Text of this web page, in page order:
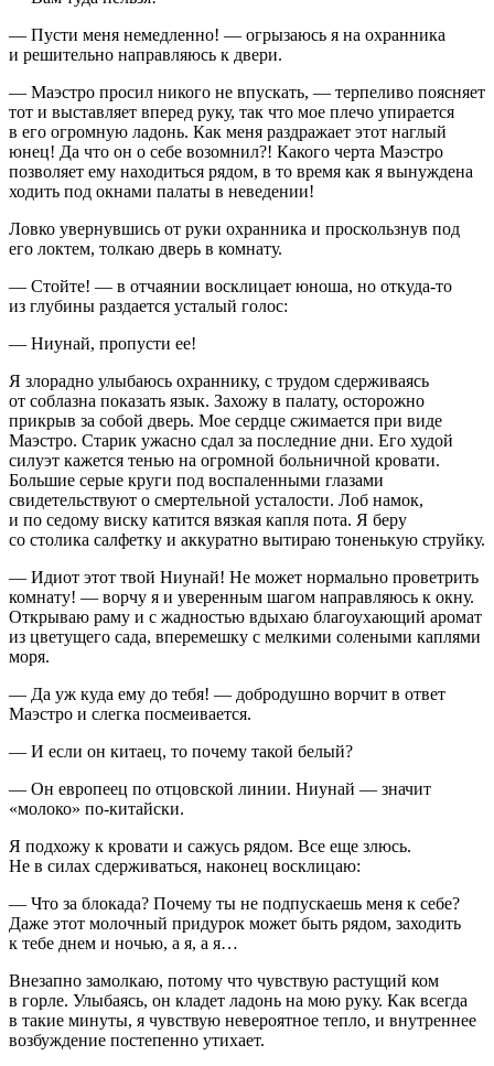
— Пусти меня немедленно! — огрызаюсь я на охранника
и решительно направляюсь к двери.
— Маэстро просил никого не впускать, — терпеливо поясняет
тот и выставляет вперед руку, так что мое плечо упирается
в его огромную ладонь. Как меня раздражает этот наглый
юнец! Да что он о себе возомнил?! Какого черта Маэстро
позволяет ему находиться рядом, в то время как я вынуждена
ходить под окнами палаты в неведении!
Ловко увернувшись от руки охранника и проскользнув под
его локтем, толкаю дверь в комнату.
— Стойте! — в отчаянии восклицает юноша, но откуда-то
из глубины раздается усталый голос:
— Ниунай, пропусти ее!
Я злорадно улыбаюсь охраннику, с трудом сдерживаясь
от соблазна показать язык. Захожу в палату, осторожно
прикрыв за собой дверь. Мое сердце сжимается при виде
Маэстро. Старик ужасно сдал за последние дни. Его худой
силуэт кажется тенью на огромной больничной кровати.
Большие серые круги под воспаленными глазами
свидетельствуют о смертельной усталости. Лоб намок,
и по седому виску катится вязкая капля пота. Я беру
со столика салфетку и аккуратно вытираю тоненькую струйку.
— Идиот этот твой Ниунай! Не может нормально проветрить
комнату! — ворчу я и уверенным шагом направляюсь к окну.
Открываю раму и с жадностью вдыхаю благоухающий аромат
из цветущего сада, вперемешку с мелкими солеными каплями
моря.
— Да уж куда ему до тебя! — добродушно ворчит в ответ
Маэстро и слегка посмеивается.
— И если он китаец, то почему такой белый?
— Он европеец по отцовской линии. Ниунай — значит
«молоко» по-китайски.
Я подхожу к кровати и сажусь рядом. Все еще злюсь.
Не в силах сдерживаться, наконец восклицаю:
— Что за блокада? Почему ты не подпускаешь меня к себе?
Даже этот молочный придурок может быть рядом, заходить
к тебе днем и ночью, а я, а я…
Внезапно замолкаю, потому что чувствую растущий ком
в горле. Улыбаясь, он кладет ладонь на мою руку. Как всегда
в такие минуты, я чувствую невероятное тепло, и внутреннее
возбуждение постепенно утихает.